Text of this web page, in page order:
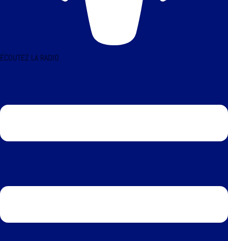
ÉCOUTEZ LA RADIO